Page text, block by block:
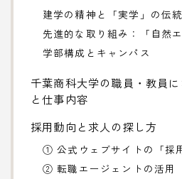
建学の精神と「実学」の伝統
先進的な取り組み：「自然
学部構成とキャンパス
千葉商科大学の職員・教員
と仕事内容
採用動向と求人の探し方
① 公式ウェブサイトの「採
② 転職エージェントの活用